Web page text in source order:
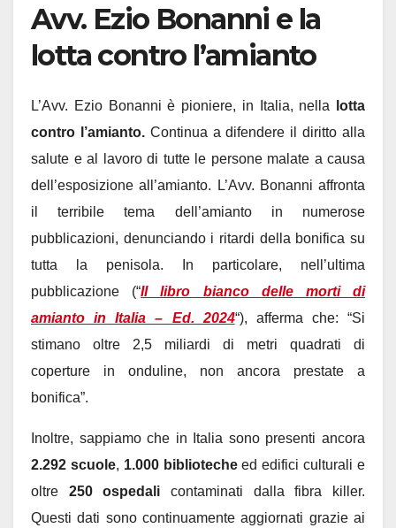
Avv. Ezio Bonanni e la
lotta contro l’amianto
L’Avv. Ezio Bonanni è pioniere, in Italia, nella
lotta
contro l’amianto.Continua a difendere il diritto alla
salute e al lavoro di tutte le persone malate a causa
dell’esposizione all’amianto. L’Avv. Bonanni affronta
il terribile tema dell’amianto in numerose
pubblicazioni, denunciando i ritardi della bonifica su
tutta la penisola. In particolare, nell’ultima
pubblicazione (“Il libro bianco delle morti di
amianto in Italia – Ed. 2024“), afferma che: “Si
stimano oltre 2,5 miliardi di metri quadrati di
coperture in onduline, non ancora prestate a
bonifica”.
Inoltre, sappiamo che in Italia sono presenti ancora
2.292 scuole, 1.000 bibliotecheed edifici culturali e
oltre 250 ospedali contaminati dalla fibra killer.
Questi dati sono continuamente aggiornati grazie ai